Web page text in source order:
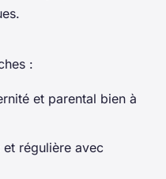
:
et parental bien à
régulière avec